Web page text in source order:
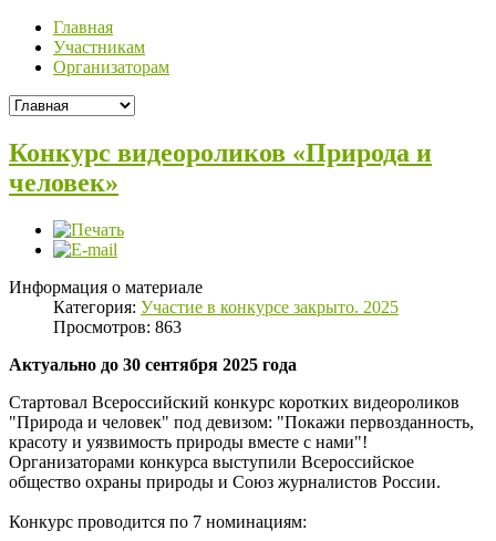
Главная
Участникам
Организаторам
Конкурс видеороликов «Природа и
человек»
Информация о материале
Категория: Участие в конкурсе закрыто. 2025
Просмотров: 863
Актуально до 30 сентября 2025 года
Стартовал Всероссийский конкурс коротких видеороликов
"Природа и человек" под девизом: "Покажи первозданность,
красоту и уязвимость природы вместе с нами"!
Организаторами конкурса выступили Всероссийское
общество охраны природы и Союз журналистов России.
Конкурс проводится по 7 номинациям: